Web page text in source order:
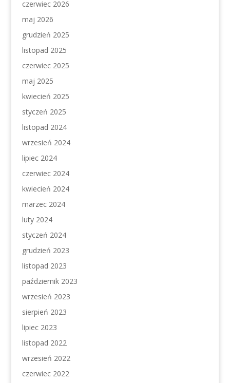
czerwiec 2026
maj 2026
grudzień 2025
listopad 2025
czerwiec 2025
maj 2025
kwiecień 2025
styczeń 2025
listopad 2024
wrzesień 2024
lipiec 2024
czerwiec 2024
kwiecień 2024
marzec 2024
luty 2024
styczeń 2024
grudzień 2023
listopad 2023
październik 2023
wrzesień 2023
sierpień 2023
lipiec 2023
listopad 2022
wrzesień 2022
czerwiec 2022